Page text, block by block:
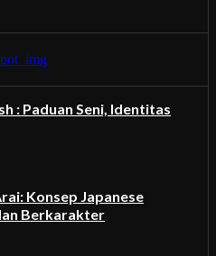
: Paduan Seni, Identitas
Konsep Japanese
Berkarakter